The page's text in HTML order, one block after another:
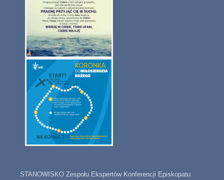
STANOWISKO Zespołu Ekspertów Konferencji Episkopatu